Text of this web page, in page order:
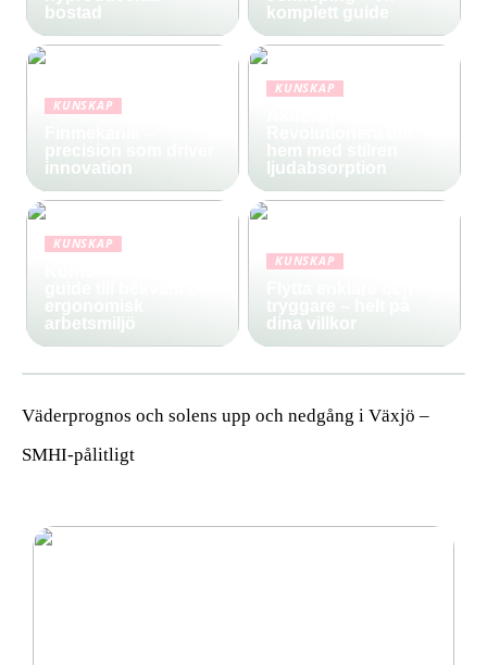
bostad
komplett guide
KUNSKAP
innovation
KUNSKAP
ljudabsorption
KUNSKAP
arbetsmiljö
KUNSKAP
dina villkor
Väderprognos och solens upp och nedgång i Växjö –
SMHI-pålitligt